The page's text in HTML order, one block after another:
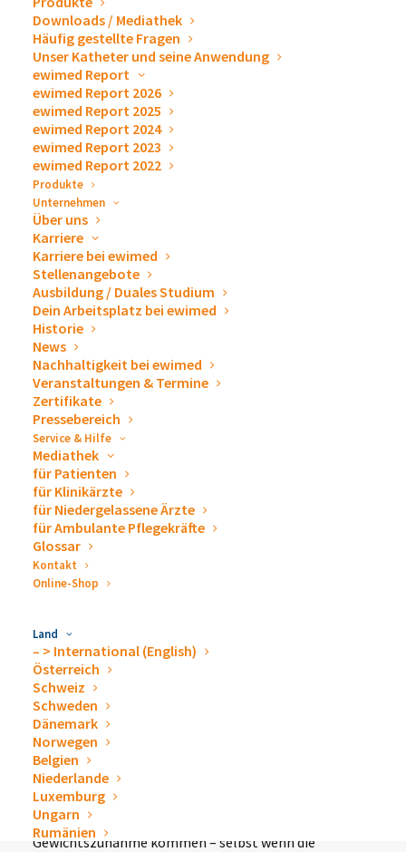
Downloads / Mediathek
Häufig gestellte Fragen
Unser Katheter und seine Anwendung
ewimed Report
ewimed Report 2026
ewimed Report 2025
ewimed Report 2024
ewimed Report 2023
ewimed Report 2022
Produkte
Unternehmen
Über uns
Karriere
Karriere bei ewimed
Stellenangebote
Ausbildung / Duales Studium
Dein Arbeitsplatz bei ewimed
Historie
News
Nachhaltigkeit bei ewimed
Veranstaltungen & Termine
Zertifikate
Pressebereich
Service & Hilfe
Mediathek
für Patienten
für Klinikärzte
für Niedergelassene Ärzte
für Ambulante Pflegekräfte
Glossar
Kontakt
Online-Shop
Land
– > International (English)
Österreich
Schweiz
Schweden
Dänemark
Norwegen
Belgien
Niederlande
Luxemburg
Ungarn
Rumänien
Bauchschwellung und
Gewichtszunahme
Erste Anzeichen von Aszites
Eines der frühesten und auffälligsten Symptome von
Aszites ist eine zunehmende Schwellung des Bauches.
Anfangs nehmen viele Betroffene nur ein leichtes
Völlegefühl oder einen diffusen Druck im Bauchraum
wahr, insbesondere nach dem Essen. Dieses
unangenehme Gefühl kann mit Blähungen
verwechselt oder als harmlose Verdauungsstörung
abgetan werden.
Mit fortschreitender Flüssigkeitsansammlung wird der
Bauch jedoch zunehmend größer, fester und fühlt sich
manchen Fällen treten sichtbare Venen hervor.
Besonders in fortgeschrittenen Stadien kann es dazu
kommen, dass sich die Bauchdecke prall anfühlt und
die Bewegung eingeschränkt wird.
Da die angesammelte Flüssigkeit nicht auf
natürlichem Wege ausgeschieden wird, kann es zu
einer deutlichen und oft unerklärlichen
Gewichtszunahme kommen – selbst wenn die